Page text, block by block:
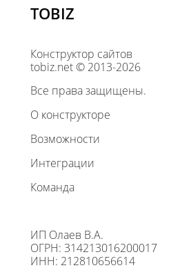
TOBIZ
Конструктор сайтов
tobiz.net © 2013-2026
Все права защищены.
О конструкторе
Возможности
Интеграции
Команда
ИП Олаев В.А.
ОГРН: 314213016200017
ИНН: 212810656614